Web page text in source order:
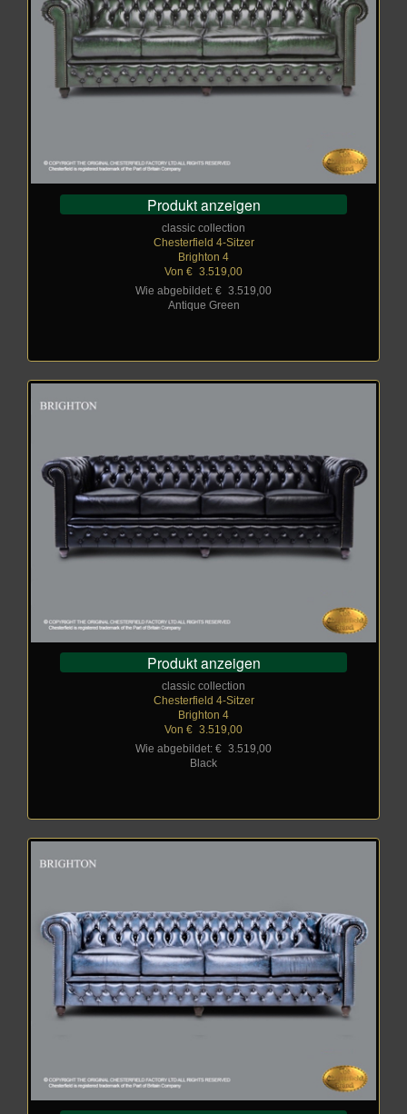
Produkt anzeigen
classic collection
Chesterfield 4-Sitzer
Brighton 4
Von € 3.519,00
Wie abgebildet: € 3.519,00
Antique Green
Produkt anzeigen
classic collection
Chesterfield 4-Sitzer
Brighton 4
Von € 3.519,00
Wie abgebildet: € 3.519,00
Black